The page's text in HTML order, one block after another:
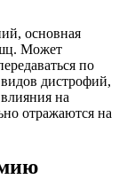
основная
Может
по
дистрофий,
на
отражаются на